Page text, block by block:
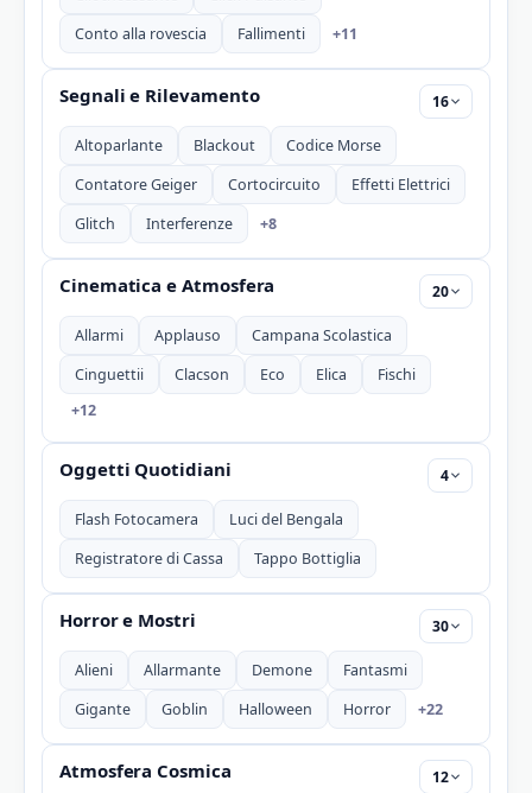
Conto alla rovescia
Fallimenti +11
Segnali e Rilevamento
Altoparlante Blackout
Codice Morse
Contatore Geiger
Cortocircuito
Effetti Elettrici
Glitch
Interferenze +8
16
Cinematica e Atmosfera
Allarmi Applauso
Campana Scolastica
Cinguettii
Clacson Eco Elica
Fischi
+12
20
Oggetti Quotidiani
Flash Fotocamera
Luci del Bengala
Registratore di Cassa
Tappo Bottiglia
4
Horror e Mostri
Alieni Allarmante Demone
Fantasmi
Gigante
Goblin Halloween Horror +22
30
Atmosfera Cosmica 12